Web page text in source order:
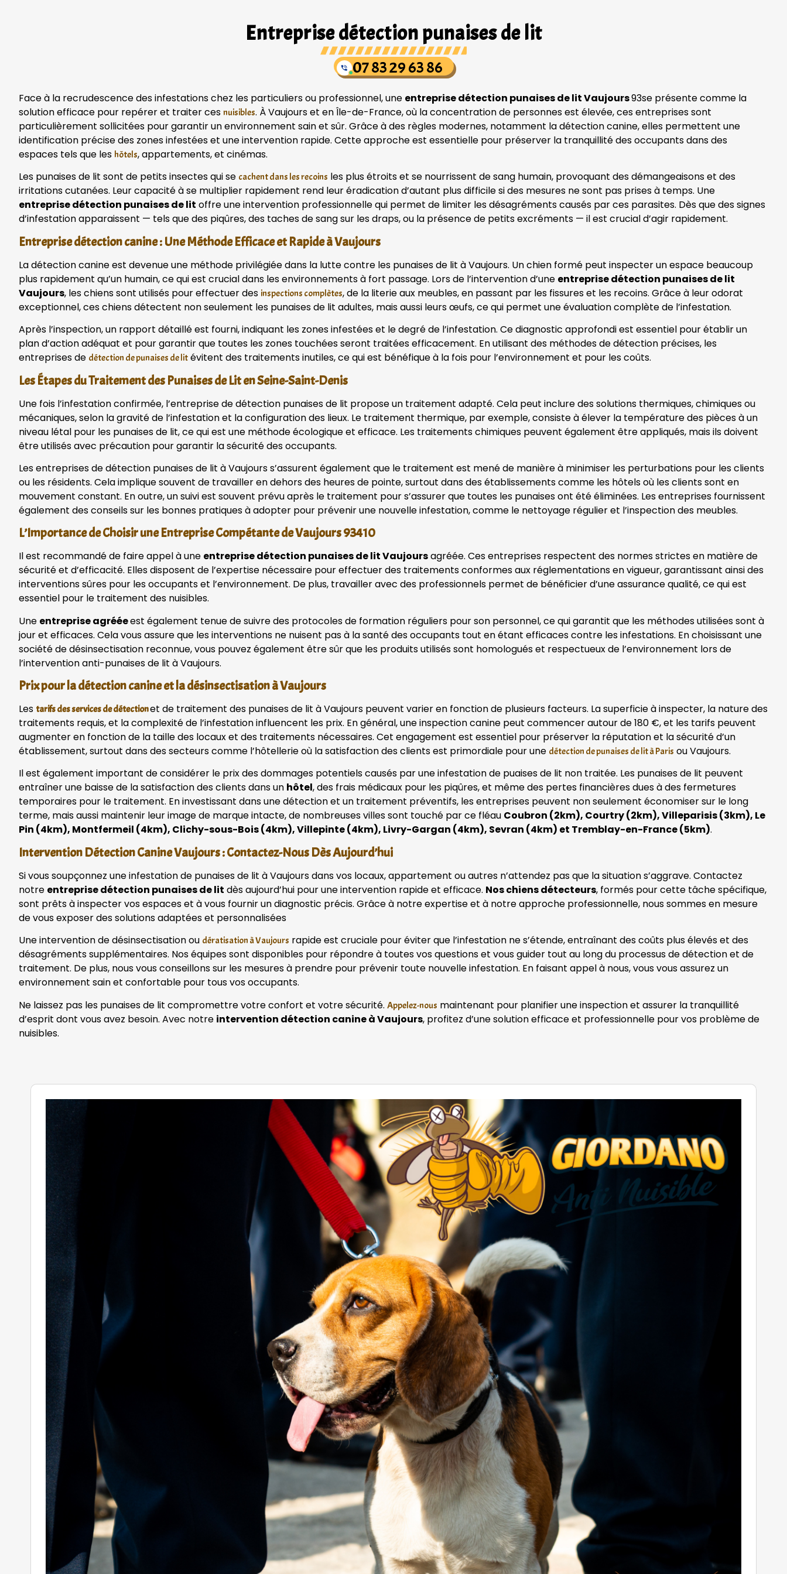
Entreprise détection punaises de lit
07 83 29 63 86
Face à la recrudescence des infestations chez les particuliers ou professionnel, une entreprise détection punaises de lit Vaujours93se présente comme la
solution efficace pour repérer et traiter ces nuisibles. À Vaujours et en Île-de-France, où la concentration de personnes est élevée, ces entreprises sont
particulièrement sollicitées pour garantir un environnement sain et sûr. Grâce à des règles modernes, notamment la détection canine, elles permettent une
identification précise des zones infestées et une intervention rapide. Cette approche est essentielle pour préserver la tranquillité des occupants dans des
espaces tels que les hôtels, appartements, et cinémas.
Les punaises de lit sont de petits insectes qui se cachent dans les recoins les plus étroits et se nourrissent de sang humain, provoquant des démangeaisons et des
irritations cutanées. Leur capacité à se multiplier rapidement rend leur éradication d’autant plus difficile si des mesures ne sont pas prises à temps. Une
entreprise détection punaises de lit offre une intervention professionnelle qui permet de limiter les désagréments causés par ces parasites. Dès que des signes
d’infestation apparaissent — tels que des piqûres, des taches de sang sur les draps, ou la présence de petits excréments — il est crucial d’agir rapidement.
Entreprise détection canine : Une Méthode Efficace et Rapide à Vaujours
La détection canine est devenue une méthode privilégiée dans la lutte contre les punaises de lit à Vaujours. Un chien formé peut inspecter un espace beaucoup
plus rapidement qu’un humain, ce qui est crucial dans les environnements à fort passage. Lors de l’intervention d’une entreprise détection punaises de lit
Vaujours, les chiens sont utilisés pour effectuer des inspections complètes, de la literie aux meubles, en passant par les fissures et les recoins. Grâce à leur odorat
exceptionnel, ces chiens détectent non seulement les punaises de lit adultes, mais aussi leurs œufs, ce qui permet une évaluation complète de l’infestation.
Après l’inspection, un rapport détaillé est fourni, indiquant les zones infestées et le degré de l’infestation. Ce diagnostic approfondi est essentiel pour établir un
plan d’action adéquat et pour garantir que toutes les zones touchées seront traitées efficacement. En utilisant des méthodes de détection précises, les
entreprises de détection de punaises de lit évitent des traitements inutiles, ce qui est bénéfique à la fois pour l’environnement et pour les coûts.
Les Étapes du Traitement des Punaises de Lit en Seine-Saint-Denis
Une fois l’infestation confirmée, l’entreprise de détection punaises de lit propose un traitement adapté. Cela peut inclure des solutions thermiques, chimiques ou
mécaniques, selon la gravité de l’infestation et la configuration des lieux. Le traitement thermique, par exemple, consiste à élever la température des pièces à un
niveau létal pour les punaises de lit, ce qui est une méthode écologique et efficace. Les traitements chimiques peuvent également être appliqués, mais ils doivent
être utilisés avec précaution pour garantir la sécurité des occupants.
Les entreprises de détection punaises de lit à Vaujours s’assurent également que le traitement est mené de manière à minimiser les perturbations pour les clients
ou les résidents. Cela implique souvent de travailler en dehors des heures de pointe, surtout dans des établissements comme les hôtels où les clients sont en
mouvement constant. En outre, un suivi est souvent prévu après le traitement pour s’assurer que toutes les punaises ont été éliminées. Les entreprises fournissent
également des conseils sur les bonnes pratiques à adopter pour prévenir une nouvelle infestation, comme le nettoyage régulier et l’inspection des meubles.
L’Importance de Choisir une Entreprise Compétante de Vaujours 93410
Il est recommandé de faire appel à une entreprise détection punaises de lit Vaujoursagréée. Ces entreprises respectent des normes strictes en matière de
sécurité et d’efficacité. Elles disposent de l’expertise nécessaire pour effectuer des traitements conformes aux réglementations en vigueur, garantissant ainsi des
interventions sûres pour les occupants et l’environnement. De plus, travailler avec des professionnels permet de bénéficier d’une assurance qualité, ce qui est
essentiel pour le traitement des nuisibles.
Une entreprise agrééeest également tenue de suivre des protocoles de formation réguliers pour son personnel, ce qui garantit que les méthodes utilisées sont à
jour et efficaces. Cela vous assure que les interventions ne nuisent pas à la santé des occupants tout en étant efficaces contre les infestations. En choisissant une
société de désinsectisation reconnue, vous pouvez également être sûr que les produits utilisés sont homologués et respectueux de l’environnement lors de
l’intervention anti-punaises de lit à Vaujours.
Prix pour la détection canine et la désinsectisation à Vaujours
Les tarifs des services de détectionet de traitement des punaises de lit à Vaujours peuvent varier en fonction de plusieurs facteurs. La superficie à inspecter, la nature des
traitements requis, et la complexité de l’infestation influencent les prix. En général, une inspection canine peut commencer autour de 180 €, et les tarifs peuvent
augmenter en fonction de la taille des locaux et des traitements nécessaires. Cet engagement est essentiel pour préserver la réputation et la sécurité d’un
établissement, surtout dans des secteurs comme l’hôtellerie où la satisfaction des clients est primordiale pour une détection de punaises de lit à Paris ou Vaujours.
Il est également important de considérer le prix des dommages potentiels causés par une infestation de puaises de lit non traitée. Les punaises de lit peuvent
entraîner une baisse de la satisfaction des clients dans un hôtel, des frais médicaux pour les piqûres, et même des pertes financières dues à des fermetures
temporaires pour le traitement. En investissant dans une détection et un traitement préventifs, les entreprises peuvent non seulement économiser sur le long
terme, mais aussi maintenir leur image de marque intacte, de nombreuses villes sont touché par ce fléau Coubron (2km), Courtry (2km), Villeparisis (3km), Le
Pin (4km), Montfermeil (4km), Clichy-sous-Bois (4km), Villepinte (4km), Livry-Gargan (4km), Sevran (4km) et Tremblay-en-France (5km).
Intervention Détection Canine Vaujours : Contactez-Nous Dès Aujourd’hui
Si vous soupçonnez une infestation de punaises de lit à Vaujours dans vos locaux, appartement ou autres n’attendez pas que la situation s’aggrave. Contactez
notre entreprise détection punaises de lit dès aujourd’hui pour une intervention rapide et efficace. Nos chiens détecteurs, formés pour cette tâche spécifique,
sont prêts à inspecter vos espaces et à vous fournir un diagnostic précis. Grâce à notre expertise et à notre approche professionnelle, nous sommes en mesure
de vous exposer des solutions adaptées et personnalisées
Une intervention de désinsectisation ou dératisation à Vaujours rapide est cruciale pour éviter que l’infestation ne s’étende, entraînant des coûts plus élevés et des
désagréments supplémentaires. Nos équipes sont disponibles pour répondre à toutes vos questions et vous guider tout au long du processus de détection et de
traitement. De plus, nous vous conseillons sur les mesures à prendre pour prévenir toute nouvelle infestation. En faisant appel à nous, vous vous assurez un
environnement sain et confortable pour tous vos occupants.
Ne laissez pas les punaises de lit compromettre votre confort et votre sécurité. Appelez-nous maintenant pour planifier une inspection et assurer la tranquillité
d’esprit dont vous avez besoin. Avec notre intervention détection canine à Vaujours, profitez d’une solution efficace et professionnelle pour vos problème de
nuisibles.